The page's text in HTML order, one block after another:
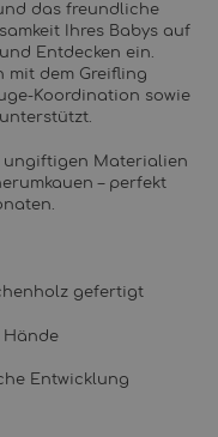
das freundliche
Ihres Babys auf
Entdecken ein.
mit dem Greifling
Koordination sowie
ungiftigen Materialien
– perfekt
gefertigt
Hände
Entwicklung